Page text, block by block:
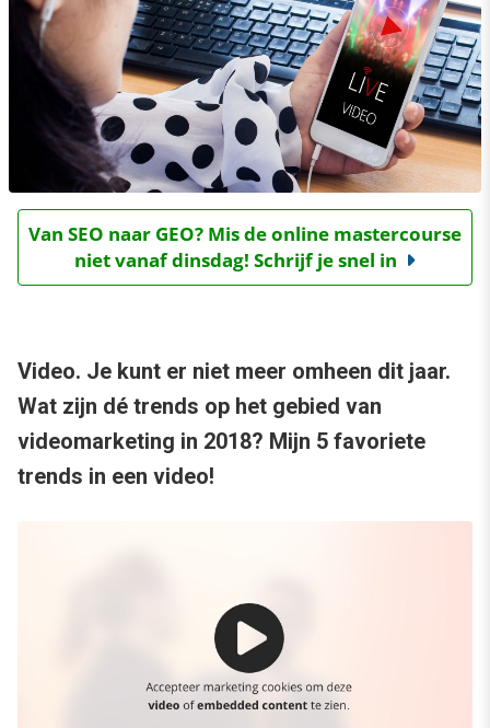
Van SEO naar GEO? Mis de online mastercourse
niet vanaf dinsdag! Schrijf je snel in
Video. Je kunt er niet meer omheen dit jaar.
Wat zijn dé trends op het gebied van
videomarketing in 2018? Mijn 5 favoriete
trends in een video!